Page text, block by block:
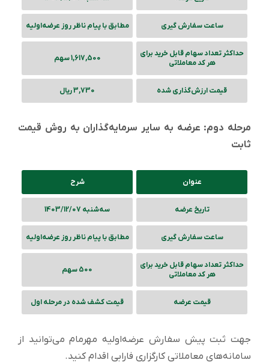
ساعت سفارش گیری مطابق با پیام ناظر روز عرضه‌‌اولیه
حداکثر تعداد سهام قابل خرید برای
هر کد معاملاتی
1,617,500 سهم
قیمت ارزش‌گذاری شده 3,730 ریال
مرحله دوم: عرضه به سایر سرمایه‌گذاران به روش قیمت
ثابت
عنوان شرح
تاریخ عرضه سه‌شنبه 1403/12/07
ساعت سفارش گیری مطابق با پیام ناظر روز عرضه‌اولیه
حداکثر تعداد سهام قابل خرید برای
هر کد معاملاتی
500 سهم
قیمت عرضه قیمت کشف شده در مرحله اول
جهت ثبت پیش سفارش عرضه‌اولیه مهرمام می‌توانید از
سامانه‌های معاملاتی کارگزاری فارابی اقدام کنید.